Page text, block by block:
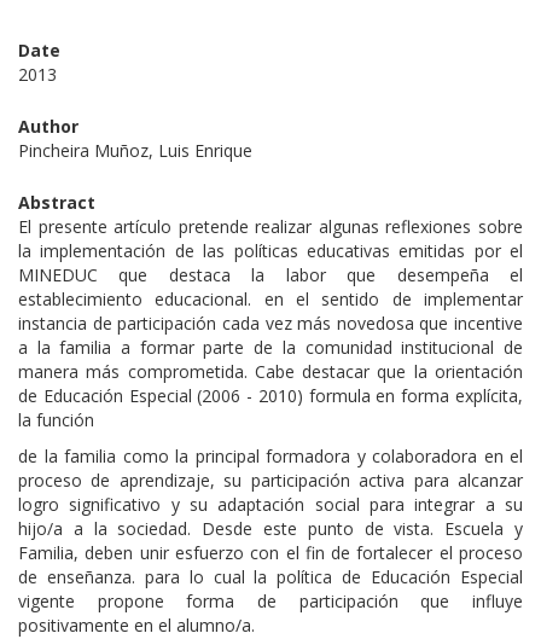
Date
2013
Author
Pincheira Muñoz, Luis Enrique
Abstract
El presente artículo pretende realizar algunas reflexiones sobre
la implementación de las políticas educativas emitidas por el
MINEDUC que destaca la labor que desempeña el
establecimiento educacional. en el sentido de implementar
instancia de participación cada vez más novedosa que incentive
a la familia a formar parte de la comunidad institucional de
manera más comprometida. Cabe destacar que la orientación
de Educación Especial (2006 - 2010) formula en forma explícita,
la función
de la familia como la principal formadora y colaboradora en el
proceso de aprendizaje, su participación activa para alcanzar
logro significativo y su adaptación social para integrar a su
hijo/a a la sociedad. Desde este punto de vista. Escuela y
Familia, deben unir esfuerzo con el fin de fortalecer el proceso
de enseñanza. para lo cual la política de Educación Especial
vigente propone forma de participación que influye
positivamente en el alumno/a.